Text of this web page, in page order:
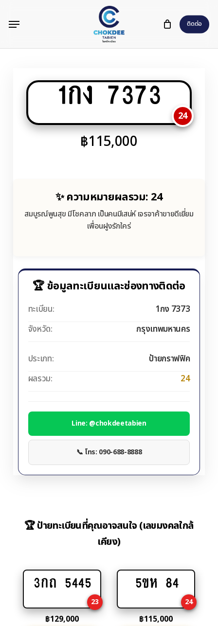
content
ติดต่อ
Menu
1กง 7373
24
฿115,000
✨ ความหมายผลรวม: 24
สมบูรณ์พูนสุข มีโชคลาภ เป็นคนมีเสน่ห์ เจรจาค้าขายดีเยี่ยม
เพื่อนฝูงรักใคร่
🏆 ข้อมูลทะเบียนและช่องทางติดต่อ
ทะเบียน:
1กง 7373
จังหวัด:
กรุงเทพมหานคร
ประเภท:
ป้ายกราฟฟิค
ผลรวม:
24
Line: @chokdeetabien
📞 โทร: 090-688-8888
🏆 ป้ายทะเบียนที่คุณอาจสนใจ (เลขมงคลใกล้
เคียง)
Add
cart
3กถ 5445
23
฿129,000
Add
cart
5ขห 84
24
฿115,000